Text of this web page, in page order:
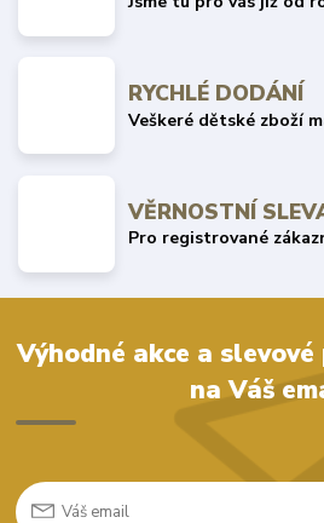
RYCHLÉ DODÁNÍ
Veškeré dětské zboží
VĚRNOSTNÍ
Pro registrované
Výhodné akce a
na Váš